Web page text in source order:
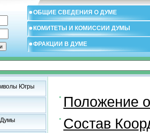
ОБЩИЕ СВЕДЕНИЯ О ДУМЕ
КОМИТЕТЫ И КОМИССИИ ДУМЫ
ФРАКЦИИ В ДУМЕ
Югры
Думы
Положение
Состав